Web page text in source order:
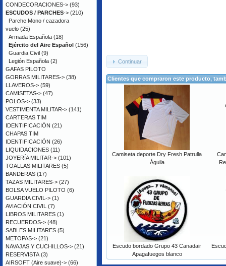
Continuar
Clientes que compraron este producto,
Camiseta deporte Dry Fresh Patrulla
Águila
Escudo bordado Grupo 43 Canadair
Apagafuegos blanco
CONDECORACIONES-> (93)
ESCUDOS / PARCHES-> (210)
Parche Mono / cazadora
vuelo (25)
Armada Española (18)
Ejército del Aire Español (156)
Guardia Civil (9)
Legión Española (2)
GAFAS PILOTO
GORRAS MILITARES-> (38)
LLAVEROS-> (59)
CAMISETAS-> (47)
POLOS-> (33)
VESTIMENTA MILITAR-> (141)
CARTERAS TIM
IDENTIFICACIÓN (21)
CHAPAS TIM
IDENTIFICACIÓN (26)
LIQUIDACIONES (11)
JOYERÍA MILITAR-> (101)
TOALLAS MILITARES (5)
BANDERAS (17)
TAZAS MILITARES-> (27)
BOLSA VUELO PILOTO (6)
GUARDIA CIVIL-> (1)
AVIACIÓN CIVIL (7)
LIBROS MILITARES (1)
RECUERDOS-> (48)
SABLES MILITARES (5)
METOPAS-> (21)
NAVAJAS Y CUCHILLOS-> (21)
RESERVISTA (3)
AIRSOFT (Aire suave)-> (66)